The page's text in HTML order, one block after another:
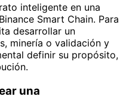
inteligente en una
Smart Chain. Para
desarrollar un
minería o validación y
definir su propósito,
una